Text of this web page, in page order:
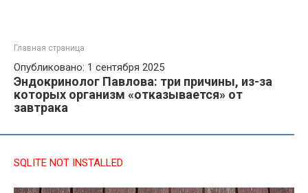
Главная страница
Опубликовано: 1 сентября 2025
Эндокринолог Павлова: три причины, из-за
которых организм «отказывается» от
завтрака
SQLITE NOT INSTALLED